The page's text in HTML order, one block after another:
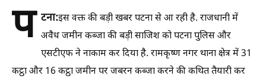
प टना:इस वक्त की बड़ी खबर पटना से आ रही है. राजधानी में
अवैध जमीन कब्जा की बड़ी साजिश को पटना पुलिस और
एसटीएफ ने नाकाम कर दिया है. रामकृष्ण नगर थाना क्षेत्र में 31
कट्ठा और 16 कट्ठा जमीन पर जबरन कब्जा करने की कथित तैयारी कर